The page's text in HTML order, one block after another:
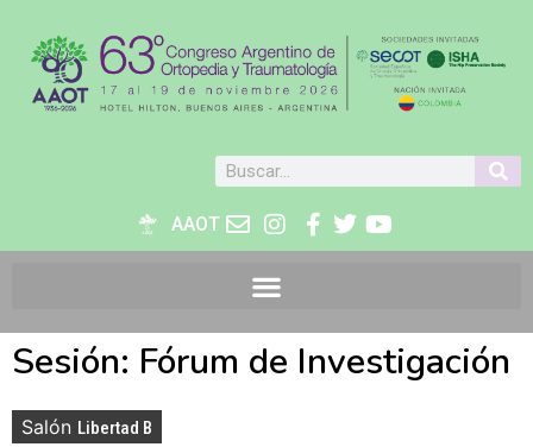
AAOT
Sesión: Fórum de Investigación
Salón Libertad B